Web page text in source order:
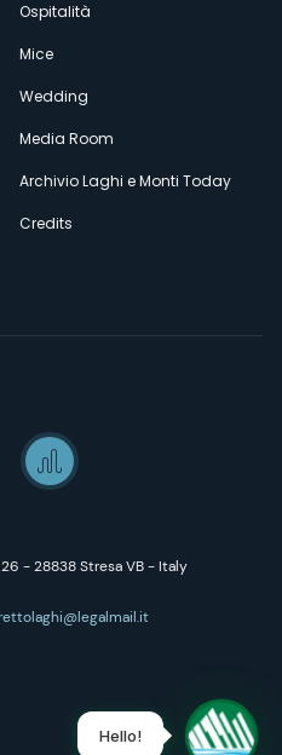
Ospitalità
Mice
Wedding
Media Room
Archivio Laghi e Monti Today
Credits
- 28838 Stresa VB - Italy